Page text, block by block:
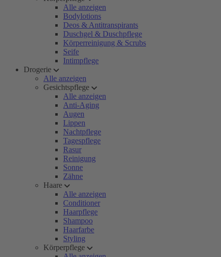
Alle anzeigen
Bodylotions
Deos & Antitranspirants
Duschgel & Duschpflege
Körperreinigung & Scrubs
Seife
Intimpflege
Drogerie
Alle anzeigen
Gesichtspflege
Alle anzeigen
Anti-Aging
Augen
Lippen
Nachtpflege
Tagespflege
Rasur
Reinigung
Sonne
Zähne
Haare
Alle anzeigen
Conditioner
Haarpflege
Shampoo
Haarfarbe
Styling
Körperpflege